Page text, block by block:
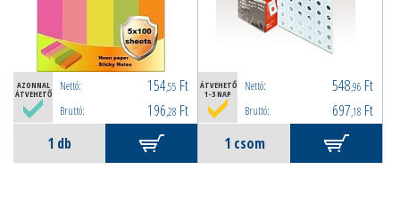
AZONNAL
ÁTVEHETŐ
Nettó: 154,55 Ft
Bruttó: 196,28 Ft
ÁTVEHETŐ
1-3 NAP
Nettó: 548,96 Ft
Bruttó: 697,18 Ft